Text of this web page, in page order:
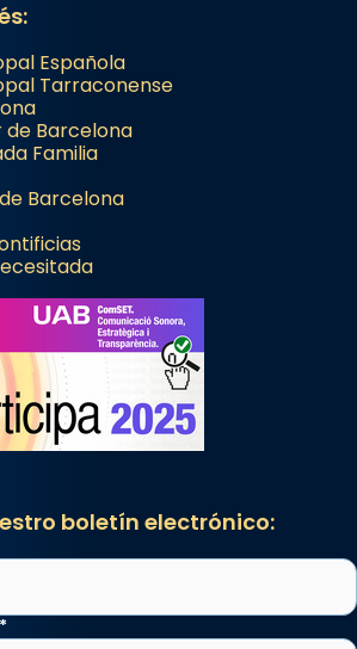
Española
Tarraconense
de Barcelona
Familia
Barcelona
boletín electrónico:
*